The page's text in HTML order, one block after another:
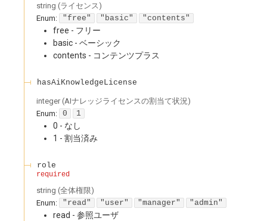
string (ライセンス )
Enum: "free" "basic" "contents"
free - フリー
basic - ベーシック
contents - コンテンツプラス
hasAiKnowledgeLicense
integer(AIナレッジライセンスの割当て状況 )
Enum: 0 1
0 - なし
1 - 割当済み
role
required
string (全体権限)
Enum: "read" "user" "manager" "admin"
read - 参照ユーザ